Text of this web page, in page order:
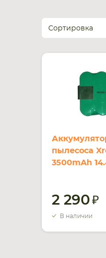
Сортировка
пылесоса
3500mAh
2 290
В наличии